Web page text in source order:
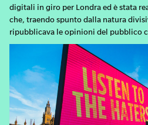
digitali in giro per Londra ed è stata
che, traendo spunto dalla natura
ripubblicava le opinioni del pubblico